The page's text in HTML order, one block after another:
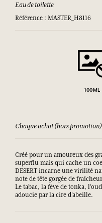
Eau de toilette
Référence : MASTER_H8116
100ML
Chaque achat (hors
Créé pour un amoureux des
superflu mais qui cache un
DESERT incarne une virilité
note de tête gorgée de
Le tabac, la fève de tonka,
adoucie par la cire d’abeille.